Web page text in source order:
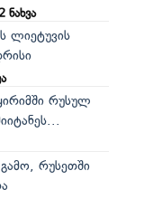
ნახვა
ლიეტუვის
რუსულ
რუსეთში